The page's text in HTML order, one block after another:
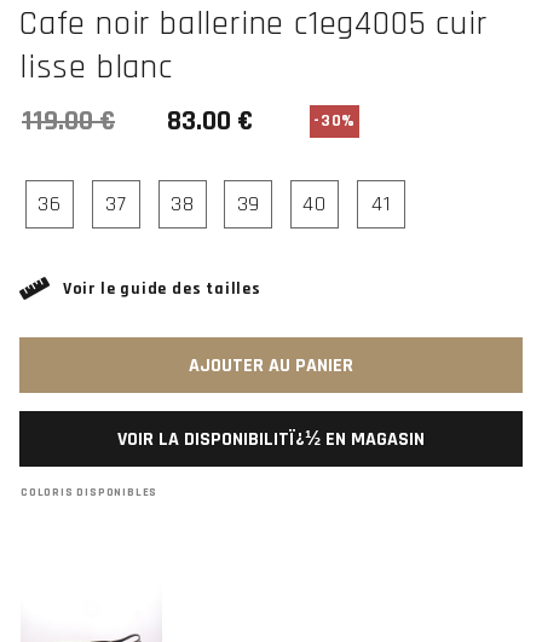
Cafe noir ballerine c1eg4005 cuir
lisse blanc
-30%
36 37 38 39 40 41
Voir le guide des tailles
AJOUTER AU PANIER
VOIR LA DISPONIBILITÏ¿½ EN MAGASIN
COLORIS DISPONIBLES